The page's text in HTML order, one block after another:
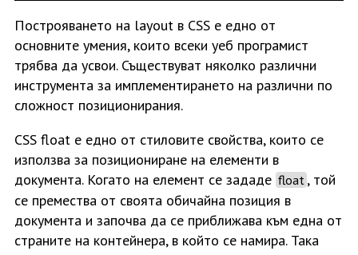
Построяването на layout в CSS e едно от
основните умения, които всеки уеб програмист
трябва да усвои. Съществуват няколко различни
инструмента за имплементирането на различни по
сложност позиционирания.
CSS float е едно от стиловите свойства, които се
използва за позициониране на елементи в
документа. Когато на елемент се зададе float , той
се премества от своята обичайна позиция в
документа и започва да се приближава към една от
страните на контейнера, в който се намира. Така